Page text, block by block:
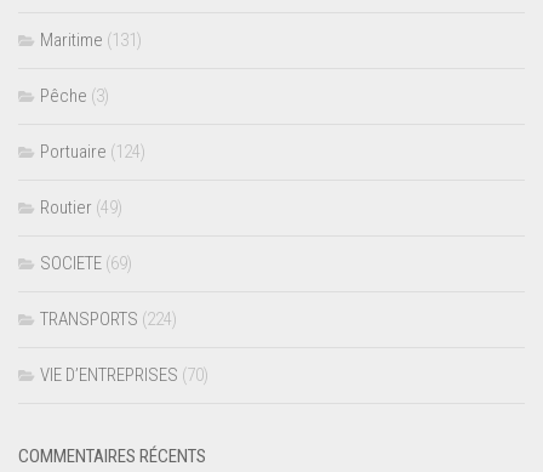
Maritime (131)
Pêche (3)
Portuaire (124)
Routier (49)
SOCIETE (69)
TRANSPORTS (224)
VIE D’ENTREPRISES (70)
COMMENTAIRES RÉCENTS